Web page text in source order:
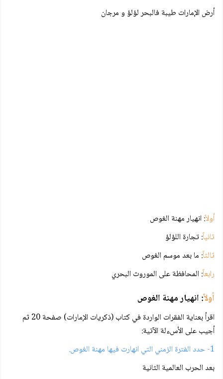
أرض الإمارات طيبة فالبحر لؤلؤ و مرجان
أولاً: انهيار مهنة الغوص
ثانياً: تجارة اللؤلؤ
ثالثاً: ما بعد موسم الغوص
رابعاً: المحافظة على الموروث البحري
أولاً: انهيار مهنة الغوص
اقرأ بعناية الفقرات الواردة في كتاب (ذكريات الإمارات) صفحة 20 ثم
أجيب على الأسءلة الآتية:
1- حدد الفترة الزمني التي انهارت فيها مهنة الغوص.
بعد الحرب العالمية الثانية